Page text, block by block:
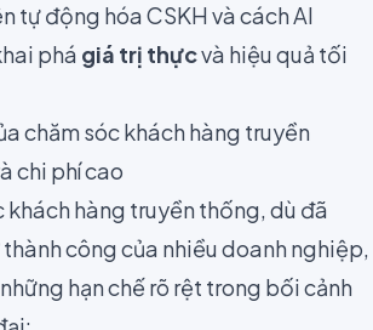
tự động hóa CSKH và cách AI
phá giá trị thựcvà hiệu quả tối
chăm sóc khách hàng truyền
chi phí cao
khách hàng truyền thống, dù đã
công của nhiều doanh nghiệp,
hạn chế rõ rệt trong bối cảnh